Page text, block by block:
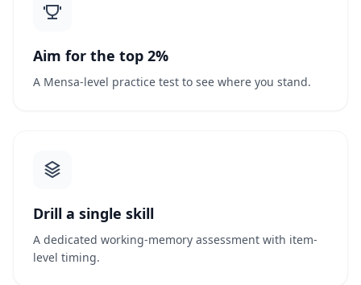
Aim for the top 2%
A Mensa-level practice test to see where you stand.
Drill a single skill
A dedicated working-memory assessment with item-
level timing.